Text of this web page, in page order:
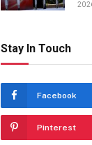
Stay In Touch
Facebook
Pinterest